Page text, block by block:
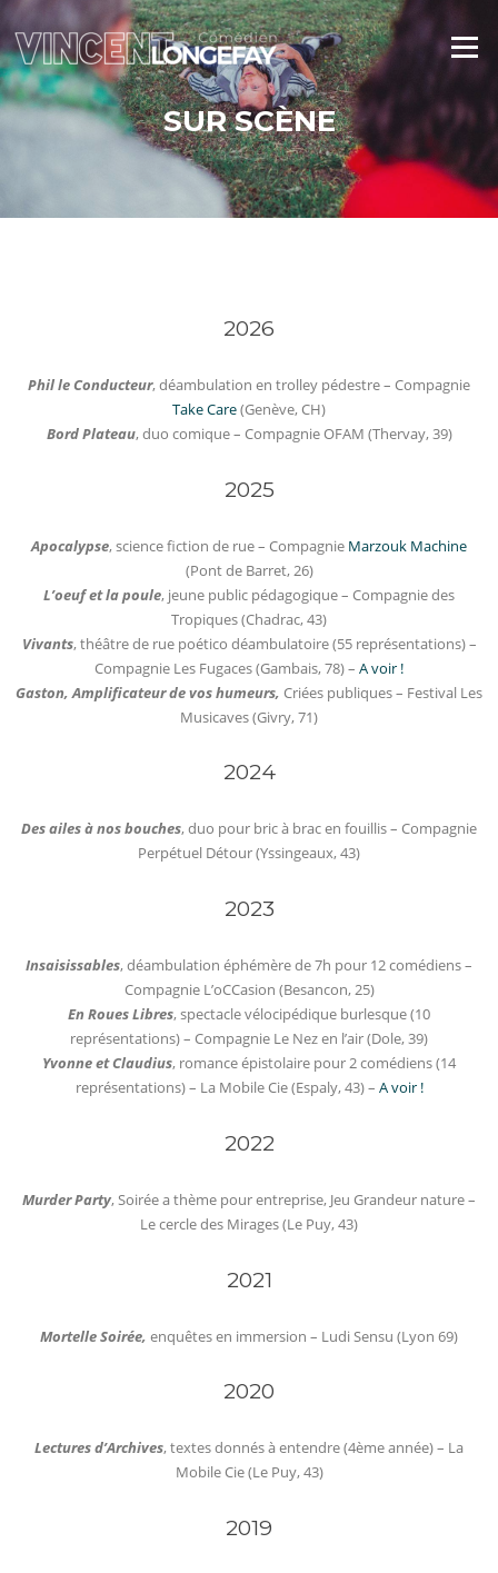
au
contenu
Menu
SUR SCÈNE
2026
Phil le Conducteur, déambulation en trolley pédestre – Compagnie
Take Care(Genève, CH)
Bord Plateau, duo comique – Compagnie OFAM (Thervay, 39)
2025
Apocalypse, science fiction de rue – Compagnie Marzouk Machine
(Pont de Barret, 26)
L’oeuf et la poule, jeune public pédagogique – Compagnie des
Tropiques (Chadrac, 43)
Vivants, théâtre de rue poético déambulatoire (55 représentations) –
Compagnie Les Fugaces (Gambais, 78) – A voir !
Gaston, Amplificateur de vos humeurs, Criées publiques – Festival Les
Musicaves (Givry, 71)
2024
Des ailes à nos bouches, duo pour bric à brac en fouillis – Compagnie
Perpétuel Détour (Yssingeaux, 43)
2023
Insaisissables, déambulation éphémère de 7h pour 12 comédiens –
Compagnie L’oCCasion (Besancon, 25)
En Roues Libres, spectacle vélocipédique burlesque (10
représentations) – Compagnie Le Nez en l’air (Dole, 39)
Yvonne et Claudius, romance épistolaire pour 2 comédiens (14
représentations) – La Mobile Cie (Espaly, 43) – A voir !
2022
Murder Party, Soirée a thème pour entreprise, Jeu Grandeur nature –
Le cercle des Mirages (Le Puy, 43)
2021
Mortelle Soirée, enquêtes en immersion – Ludi Sensu (Lyon 69)
2020
Lectures d’Archives, textes donnés à entendre (4ème année) – La
Mobile Cie (Le Puy, 43)
2019